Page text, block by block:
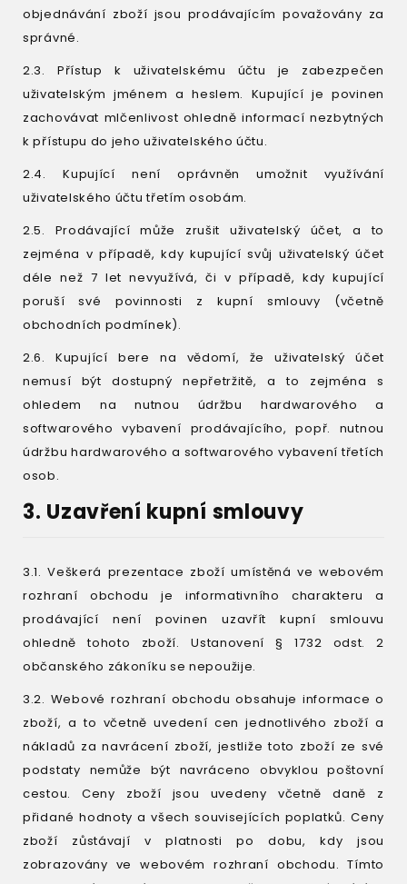
objednávání zboží jsou prodávajícím považovány za
správné.
2.3. Přístup k uživatelskému účtu je zabezpečen
uživatelským jménem a heslem. Kupující je povinen
zachovávat mlčenlivost ohledně informací nezbytných
k přístupu do jeho uživatelského účtu.
2.4. Kupující není oprávněn umožnit využívání
uživatelského účtu třetím osobám.
2.5. Prodávající může zrušit uživatelský účet, a to
zejména v případě, kdy kupující svůj uživatelský účet
déle než 7 let nevyužívá, či v případě, kdy kupující
poruší své povinnosti z kupní smlouvy (včetně
obchodních podmínek).
2.6. Kupující bere na vědomí, že uživatelský účet
nemusí být dostupný nepřetržitě, a to zejména s
ohledem na nutnou údržbu hardwarového a
softwarového vybavení prodávajícího, popř. nutnou
údržbu hardwarového a softwarového vybavení třetích
osob.
3. Uzavření kupní smlouvy
3.1. Veškerá prezentace zboží umístěná ve webovém
rozhraní obchodu je informativního charakteru a
prodávající není povinen uzavřít kupní smlouvu
ohledně tohoto zboží. Ustanovení § 1732 odst. 2
občanského zákoníku se nepoužije.
3.2. Webové rozhraní obchodu obsahuje informace o
zboží, a to včetně uvedení cen jednotlivého zboží a
nákladů za navrácení zboží, jestliže toto zboží ze své
podstaty nemůže být navráceno obvyklou poštovní
cestou. Ceny zboží jsou uvedeny včetně daně z
přidané hodnoty a všech souvisejících poplatků. Ceny
zboží zůstávají v platnosti po dobu, kdy jsou
zobrazovány ve webovém rozhraní obchodu. Tímto